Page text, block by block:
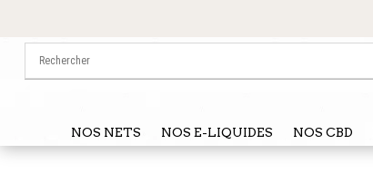
NOS NETS NOS E-LIQUIDES NOS CBD